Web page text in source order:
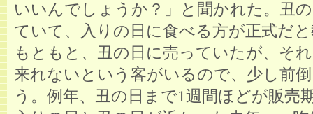
いいんでしょうか？」と聞かれた。丑
ていて、入りの日に食べる方が正式だ
もともと、丑の日に売っていたが、そ
来れないという客がいるので、少し前
う。例年、丑の日まで1週間ほどが販売